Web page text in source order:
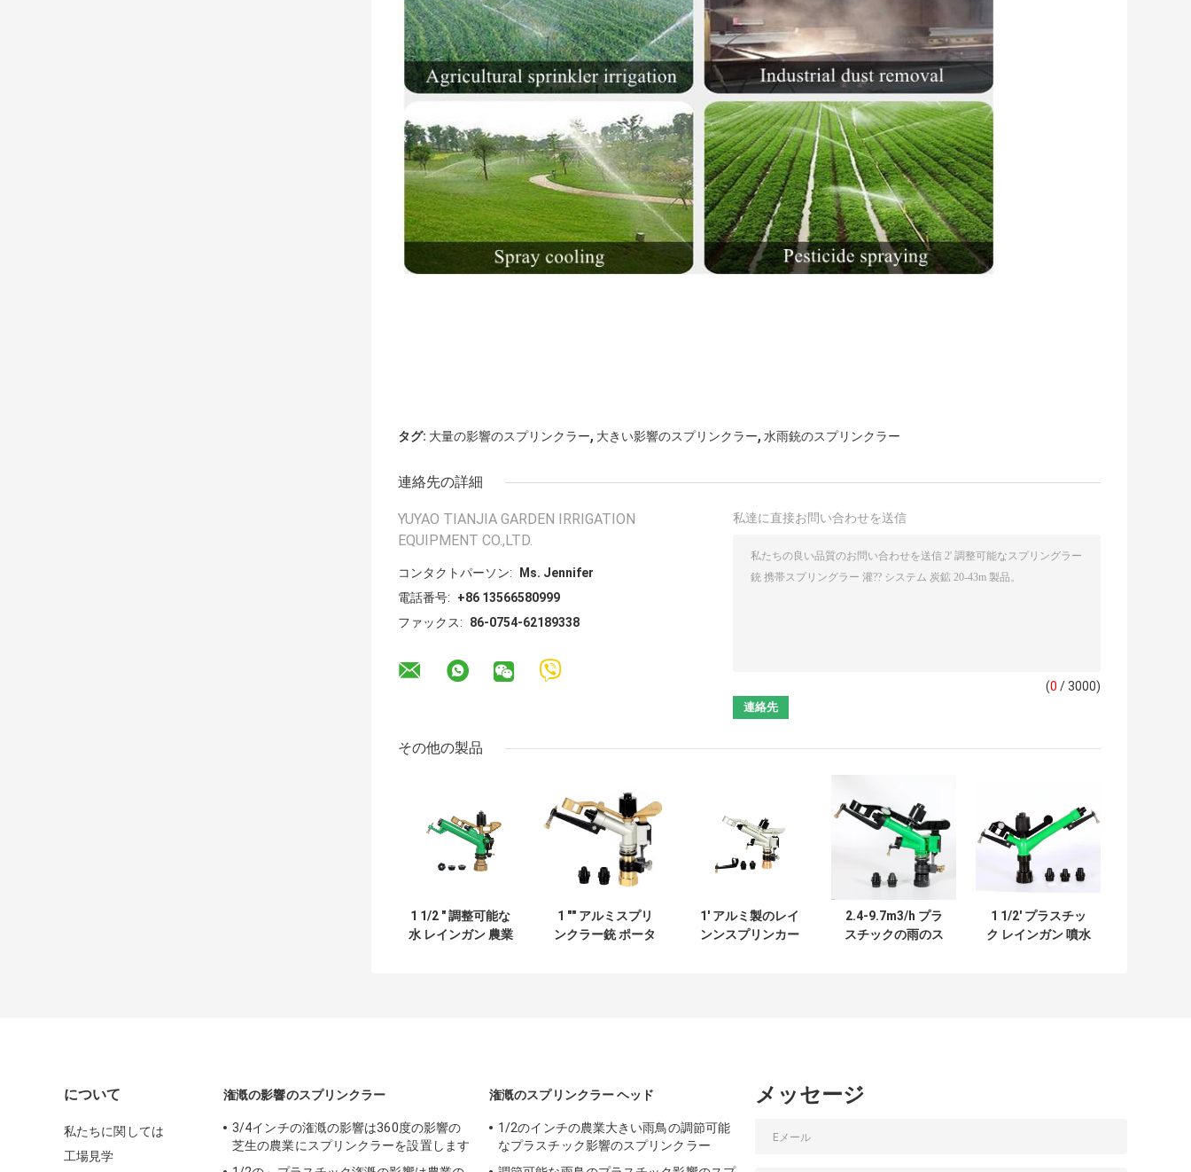
タグ: 大量の影響のスプリンクラー, 大きい影響のスプリンクラー, 水雨銃のスプリンクラー
連絡先の詳細
YUYAO TIANJIA GARDEN IRRIGATION
EQUIPMENT CO.,LTD.
コンタクトパーソン:
Ms. Jennifer
電話番号:
+86 13566580999
ファックス:
86-0754-62189338
私達に直接お問い合わせを送信
(0 / 3000)
その他の製品
1 1/2 " 調整可能な
水 レインガン 農業
1 "" アルミスプリ
ンクラー銃 ポータ
1' アルミ製のレイ
ンンスプリンカー
2.4-9.7m3/h プラ
スチックの雨のス
1 1/2' プラスチッ
ク レインガン 噴水
について
私たちに関しては
工場見学
潅漑の影響のスプリンクラー
3/4インチの潅漑の影響は360度の影響の
芝生の農業にスプリンクラーを設置します
潅漑のスプリンクラー ヘッド
1/2のインチの農業大きい雨鳥の調節可能
なプラスチック影響のスプリンクラー
メッセージ